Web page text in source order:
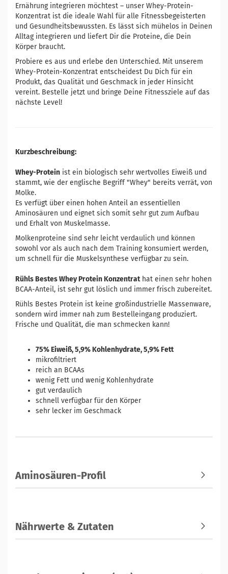
Ernährung integrieren möchtest – unser Whey-Protein-
Konzentrat ist die ideale Wahl für alle Fitnessbegeisterten
und Gesundheitsbewussten. Es lässt sich mühelos in Deinen
Alltag integrieren und liefert Dir die Proteine, die Dein
Körper braucht.
Probiere es aus und erlebe den Unterschied. Mit unserem
Whey-Protein-Konzentrat entscheidest Du Dich für ein
Produkt, das Qualität und Geschmack in jeder Hinsicht
vereint. Bestelle jetzt und bringe Deine Fitnessziele auf das
nächste Level!
Kurzbeschreibung:
Whey-Protein ist ein biologisch sehr wertvolles Eiweiß und
stammt, wie der englische Begriff "Whey" bereits verrät, von
Molke.
Es verfügt über einen hohen Anteil an essentiellen
Aminosäuren und eignet sich somit sehr gut zum Aufbau
und Erhalt von Muskelmasse.
Molkenproteine sind sehr leicht verdaulich und können
sowohl vor als auch nach dem Training konsumiert werden,
um schnell für die Muskelsynthese verfügbar zu sein.
Rühls Bestes Whey Protein Konzentrathat einen sehr hohen
BCAA-Anteil, ist sehr gut löslich und immer frisch zubereitet.
Rühls Bestes Protein ist keine großindustrielle Massenware,
sondern wird immer nah zum Bestelleingang produziert.
Frische und Qualität, die man schmecken kann!
75% Eiweiß, 5,9% Kohlenhydrate, 5,9% Fett
mikrofiltriert
reich an BCAAs
wenig Fett und wenig Kohlenhydrate
gut verdaulich
schnell verfügbar für den Körper
sehr lecker im Geschmack
Aminosäuren-Profil
Nährwerte & Zutaten